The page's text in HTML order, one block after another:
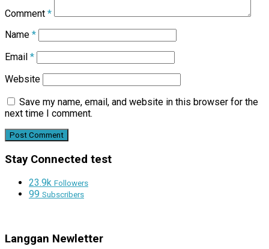
Comment *
Name *
Email *
Website
Save my name, email, and website in this browser for the
next time I comment.
Stay Connected test
23.9k Followers
99 Subscribers
Langgan Newletter